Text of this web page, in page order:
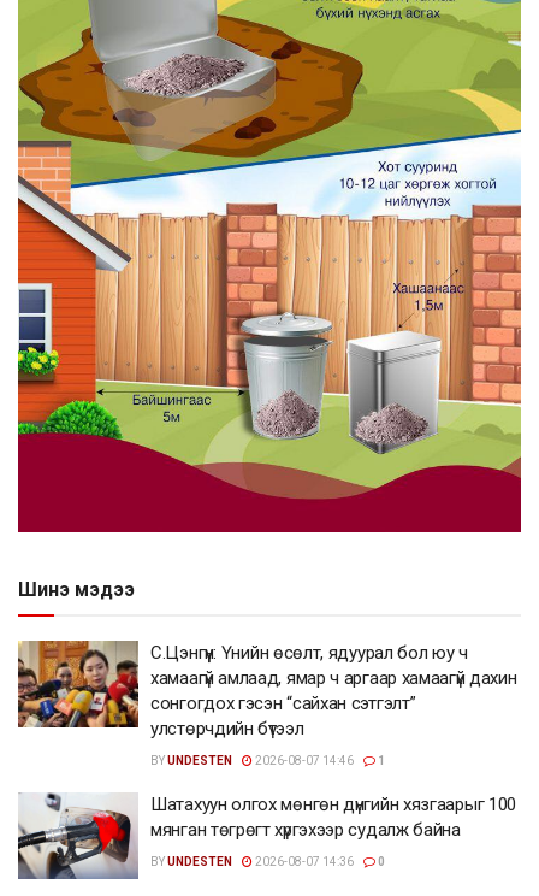
Шинэ мэдээ
С.Цэнгүүн: Үнийн өсөлт, ядуурал бол юу ч
хамаагүй амлаад, ямар ч аргаар хамаагүй дахин
сонгогдох гэсэн “сайхан сэтгэлт”
улстөрчдийн бүтээл
BYUNDESTEN 2026-08-07 14:46 1
Шатахуун олгох мөнгөн дүнгийн хязгаарыг 100
мянган төгрөгт хүргэхээр судалж байна
BYUNDESTEN 2026-08-07 14:36 0